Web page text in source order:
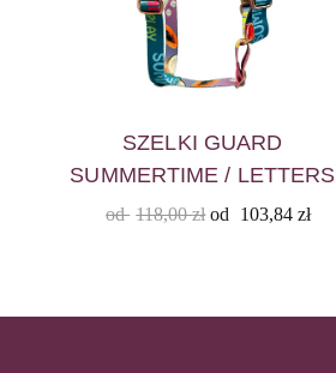
SZELKI GUARD
SUMMERTIME / LETTERS
od 118,00zł od 103,84zł